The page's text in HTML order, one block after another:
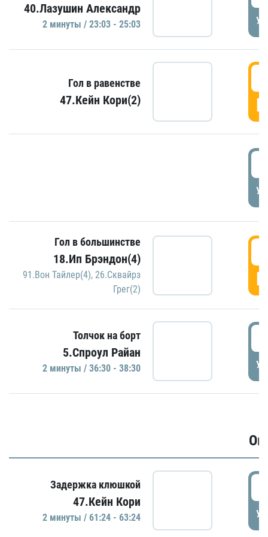
40.Лазушин Александр
2 минуты / 23:03 - 25:03
Гол в равенстве
47.Кейн Кори(2)
Гол в большинстве
18.Ип Брэндон(4)
91.Вон Тайлер(4), 26.Сквайрз
Грег(2)
Толчок на борт
5.Спроул Райан
2 минуты / 36:30 - 38:30
Задержка клюшкой
47.Кейн Кори
2 минуты / 61:24 - 63:24